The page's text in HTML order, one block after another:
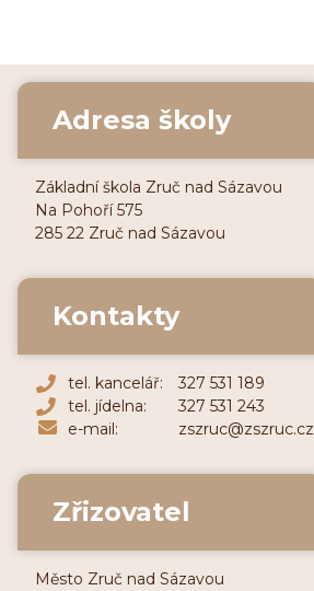
Adresa školy
Základní škola Zruč nad Sázavou
Na Pohoří 575
285 22 Zruč nad Sázavou
Kontakty
tel. kancelář:
327 531 189
tel. jídelna:
327 531 243
e-mail:
zszruc@zszruc.cz
Zřizovatel
Město Zruč nad Sázavou